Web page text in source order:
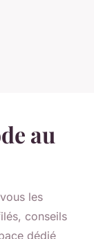
au
les
conseils
dédié